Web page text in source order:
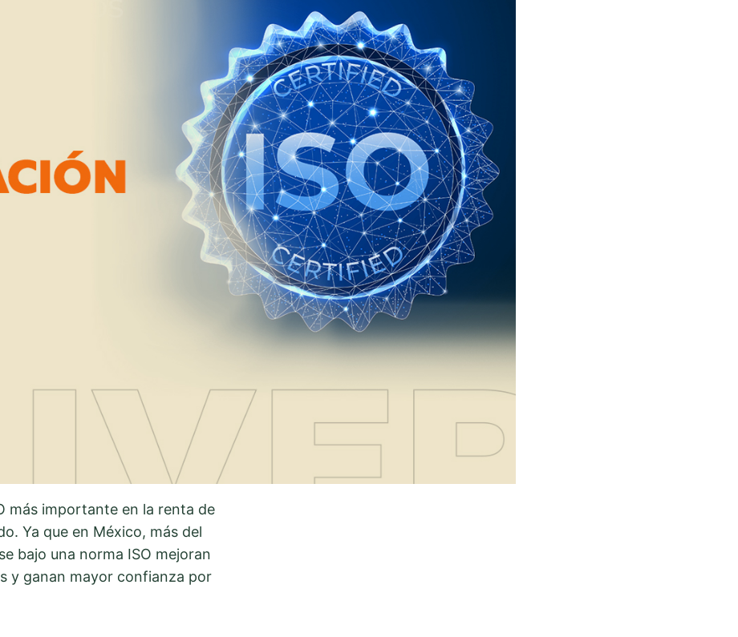
más importante en la renta de
Ya que en México, más del
bajo una norma ISO mejoran
y ganan mayor confianza por